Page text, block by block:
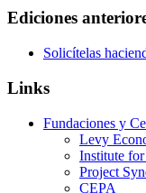
Ediciones
Solicítelas
Links
Fundaciones y
Levy
Institute
Project
CEPA